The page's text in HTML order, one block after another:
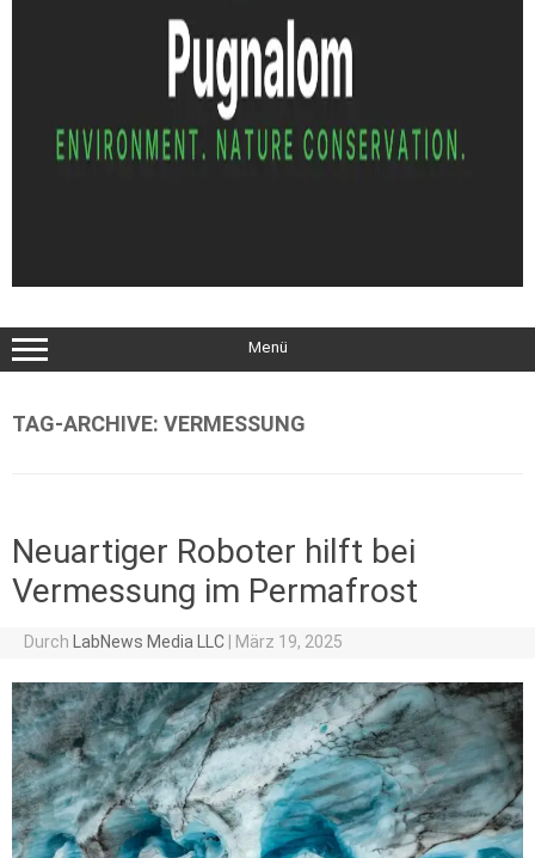
Menü
TAG-ARCHIVE: VERMESSUNG
Neuartiger Roboter hilft bei
Vermessung im Permafrost
Durch LabNews Media LLC März 19, 2025